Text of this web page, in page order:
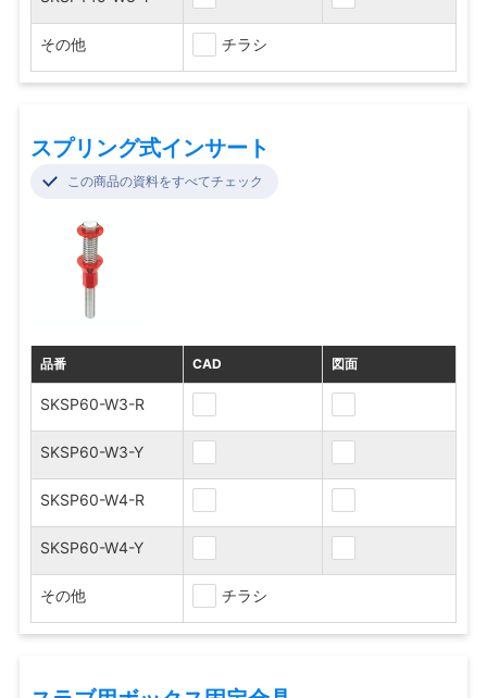
その他 チラシ
スプリング式インサート
この商品の資料をすべてチェック
品番 CAD 図面
SKSP60-W3-R
SKSP60-W3-Y
SKSP60-W4-R
SKSP60-W4-Y
その他 チラシ